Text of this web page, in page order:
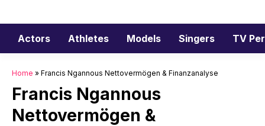
Inhalt
springen
Actors Athletes Models Singers TV
Home » Francis Ngannous Nettovermögen & Finanzanalyse
Francis Ngannous
Nettovermögen &